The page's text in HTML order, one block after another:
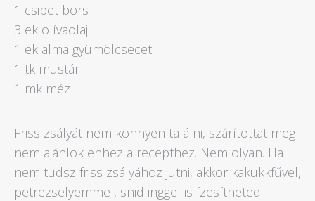
1 csipet bors
3 ek olívaolaj
1 ek alma gyümölcsecet
1 tk mustár
1 mk méz
Friss zsályát nem könnyen találni, szárítottat meg
nem ajánlok ehhez a recepthez. Nem olyan. Ha
nem tudsz friss zsályához jutni, akkor kakukkfűvel,
petrezselyemmel, snidlinggel is ízesítheted.